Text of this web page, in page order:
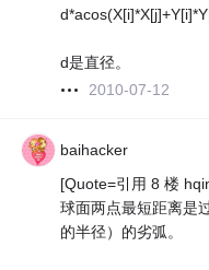
d是直径。
2010-07-12
baihacker
[Quote=引用 8 楼
球面两点最短距离是
的半径）的劣弧。